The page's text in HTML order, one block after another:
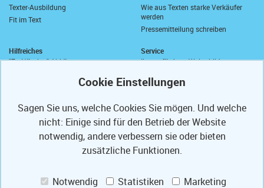
Texter-Ausbildung
Fit im Text
Wie aus Texten starke Verkäufer
werden
Pressemitteilung schreiben
Hilfreiches
"Zu Händen" Abkürzung
Wie schreibt man "wie viel"?
Längstes deutsches Wort
Anrede in E-Mails
Anschriften und Anreden
Ihre Code-Card
Service
Ihre geförderte Weiterbildung
Ihre Texterfibel
Homepage-Test
Muster-Widerrufsformular
Partner
Referenzen
Jobs
Sagen Sie uns, welche Cookies Sie mögen. Und welche
nicht: Einige sind für den Betrieb der Website
notwendig, andere verbessern sie oder bieten
zusätzliche Funktionen.
Notwendig Statistiken Marketing